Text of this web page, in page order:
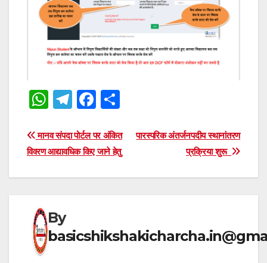
W
at
s
A
p
T
e
gr
a
F
c
e
b
k
ar
e
Post
navigation
पारस्परिक अंतर्जनपदीय स्थानांतरण
प्रक्रिया शुरू
मानव संपदा पोर्टल पर अंकित
विवरण आद्यावधिक किए जाने हेतु
By